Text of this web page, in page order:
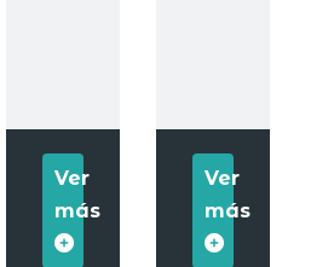
Ver
más
Ver
más